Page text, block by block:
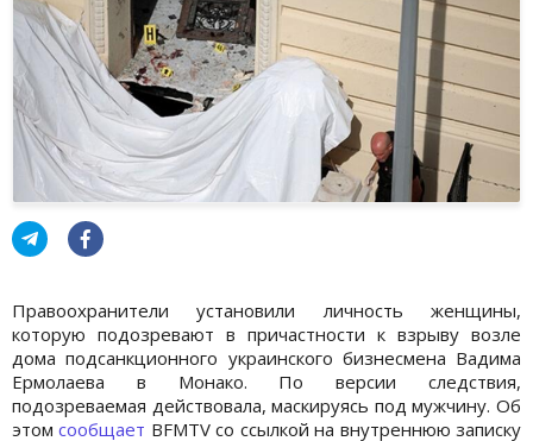
Правоохранители установили личность женщины,
которую подозревают в причастности к взрыву возле
дома подсанкционного украинского бизнесмена Вадима
Ермолаева в Монако. По версии следствия,
подозреваемая действовала, маскируясь под мужчину. Об
этомсообщает BFMTV со ссылкой на внутреннюю записку